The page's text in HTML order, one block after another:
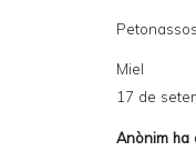
Petonassos
Miel
17 de
Anònim ha